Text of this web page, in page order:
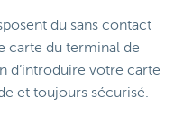
du sans contact
carte du terminal de
d’introduire votre carte
et toujours sécurisé.